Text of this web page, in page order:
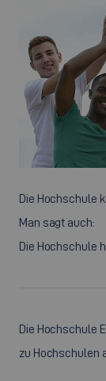
Die Hochschule
Man sagt auch:
Die Hochschule
Die Hochschule
zu Hochschulen